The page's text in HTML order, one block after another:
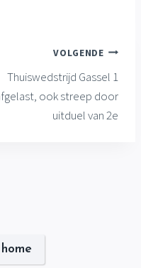
VOLGENDE
Thuiswedstrijd Gassel 1
ook streep door
uitduel van 2e